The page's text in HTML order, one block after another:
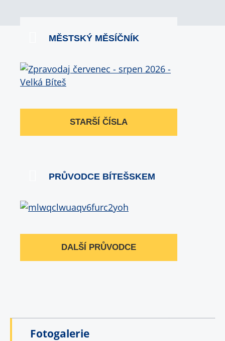
MĚSTSKÝ MĚSÍČNÍK
STARŠÍ ČÍSLA
PRŮVODCE BÍTEŠSKEM
DALŠÍ PRŮVODCE
Fotogalerie